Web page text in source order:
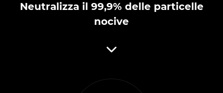
Neutralizza il 99,9% delle particelle
nocive